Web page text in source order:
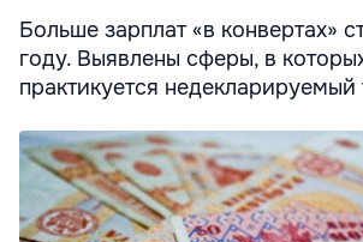
Больше зарплат «в конвертах»
году. Выявлены сферы, в
практикуется недекларируемый